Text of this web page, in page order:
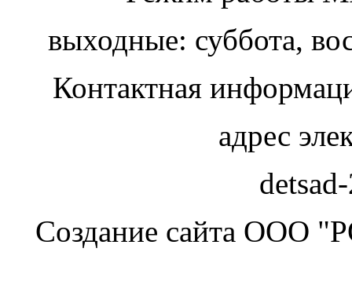
выходные: суббота,
Контактная
адрес
Создание сайта ООО